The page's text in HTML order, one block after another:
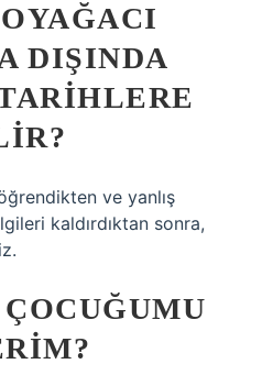
DIŞINDA
ve yanlış
kaldırdıktan sonra,